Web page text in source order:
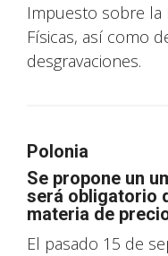
Impuesto sobre la
Físicas, así como
desgravaciones.
Polonia
Se propone un
será obligatorio
materia de
El pasado 15 de